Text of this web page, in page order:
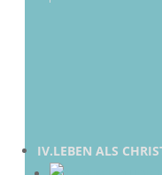
IV.LEBEN ALS